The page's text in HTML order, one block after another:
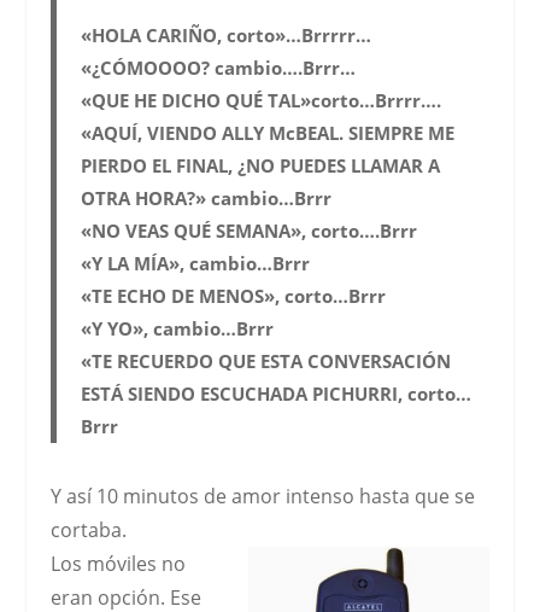
«HOLA CARIÑO, corto»…Brrrrr…
«¿CÓMOOOO? cambio….Brrr…
«QUE HE DICHO QUÉ TAL»corto…Brrrr….
«AQUÍ, VIENDO ALLY McBEAL. SIEMPRE ME
PIERDO EL FINAL, ¿NO PUEDES LLAMAR A
OTRA HORA?» cambio…Brrr
«NO VEAS QUÉ SEMANA», corto….Brrr
«Y LA MÍA», cambio…Brrr
«TE ECHO DE MENOS», corto…Brrr
«Y YO», cambio…Brrr
«TE RECUERDO QUE ESTA CONVERSACIÓN
ESTÁ SIENDO ESCUCHADA PICHURRI, corto…
Brrr
Y así 10 minutos de amor intenso hasta que se
cortaba.
Los móviles no
eran opción. Ese